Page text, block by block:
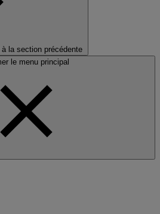
à la section précédente
le menu principal